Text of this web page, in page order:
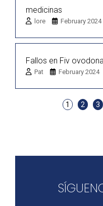
medicinas
lore February 2024
Fallos en Fiv
Pat February 2024
1 2 3